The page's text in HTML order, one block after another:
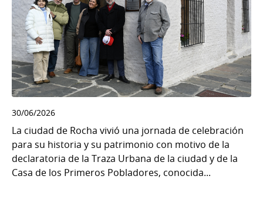
30/06/2026
La ciudad de Rocha vivió una jornada de celebración
para su historia y su patrimonio con motivo de la
declaratoria de la Traza Urbana de la ciudad y de la
Casa de los Primeros Pobladores, conocida...